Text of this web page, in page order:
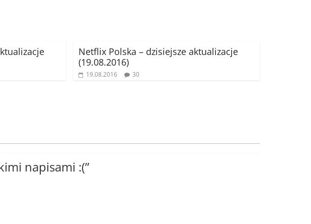
Netflix Polska – dzisiejsze aktualizacje
(19.08.2016)
19.08.2016 30
napisami :(”